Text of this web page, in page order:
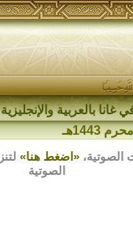
بالعربية والإنجليزية
1443هـ
الصوتية،«اضغط هنا»
الصوتية